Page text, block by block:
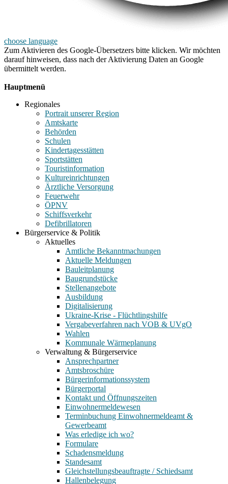
choose language
Zum Aktivieren des Google-Übersetzers bitte klicken. Wir möchten
darauf hinweisen, dass nach der Aktivierung Daten an Google
übermittelt werden.
Hauptmenü
Regionales
Portrait unserer Region
Amtskarte
Behörden
Schulen
Kindertagesstätten
Sportstätten
Touristinformation
Kultureinrichtungen
Ärztliche Versorgung
Feuerwehr
ÖPNV
Schiffsverkehr
Defibrillatoren
Bürgerservice & Politik
Aktuelles
Amtliche Bekanntmachungen
Aktuelle Meldungen
Bauleitplanung
Baugrundstücke
Stellenangebote
Ausbildung
Digitalisierung
Ukraine-Krise - Flüchtlingshilfe
Vergabeverfahren nach VOB & UVgO
Wahlen
Kommunale Wärmeplanung
Verwaltung & Bürgerservice
Ansprechpartner
Amtsbroschüre
Bürgerinformationssystem
Bürgerportal
Kontakt und Öffnungszeiten
Einwohnermeldewesen
Terminbuchung Einwohnermeldeamt &
Gewerbeamt
Was erledige ich wo?
Formulare
Schadensmeldung
Standesamt
Gleichstellungsbeauftragte / Schiedsamt
Hallenbelegung